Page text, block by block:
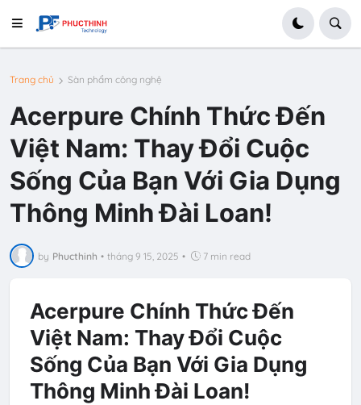
Trang chủ Sàn phẩm công nghệ
Acerpure Chính Thức Đến
Việt Nam: Thay Đổi Cuộc
Sống Của Bạn Với Gia Dụng
Thông Minh Đài Loan!
by Phucthinh • tháng 9 15, 2025 • 7 min read
Acerpure Chính Thức Đến
Việt Nam: Thay Đổi Cuộc
Sống Của Bạn Với Gia Dụng
Thông Minh Đài Loan!